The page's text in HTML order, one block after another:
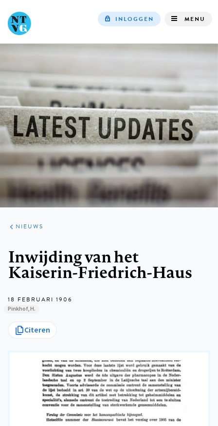
navigation
INLOGGEN MENU
ARTIKELEN
HET
KORT
NIEUWS
Inwijding van het
Kaiserin-Friedrich-Haus
18 FEBRUARI 1906
Pinkhof, H.
Citeren